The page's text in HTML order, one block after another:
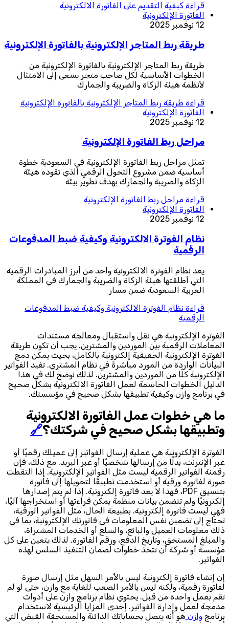
قراءة كيفية التقديم على الفاتورة الالكترونية
الفاتورة الإلكترونية
12 نوفمبر 2025
طريقة ربط المتاجر الإلكترونية بالفاتورة الإلكترونية
طريقة ربط المتاجر الإلكترونية بالفاتورة الإلكترونية من
الخطوات الأساسية لكل صاحب متجر يسعى إلى الامتثال
لأنظمة هيئة الزكاة والضريبة والجمارك
قراءة طريقة ربط المتاجر الإلكترونية بالفاتورة الإلكترونية
الفاتورة الإلكترونية
12 نوفمبر 2025
مراحل ربط الفاتورة الإلكترونية
تمثل مراحل ربط الفاتورة الإلكترونية في السعودية خطوة
أساسية ضمن مشروع التحول الرقمي الذي تقوده هيئة
الزكاة والضريبة والجمارك بهدف تطوير بيئة
قراءة مراحل ربط الفاتورة الإلكترونية
الفاتورة الإلكترونية
12 نوفمبر 2025
نظام الفوترة الالكترونية وكيفية ضبط المدفوعات
الرقمية
يعد نظام الفوترة الالكترونية واحد من أبرز المبادرات الرقمية
التي أطلقتها هيئة الزكاة والضريبة والجمارك في المملكة
العربية السعودية ضمن مسار
قراءة نظام الفوترة الالكترونية وكيفية ضبط المدفوعات
الرقمية
الفوترة الإلكترونية هي نقل واستقبال ومعالجة مستندات
المعاملات الرقمية بين الموردين والمشترين. يجب أن تكون طريقة
الفوترة الإلكترونية الحقيقية إلكترونية بالكامل، بحيث يمكن دمج
البيانات الواردة من المورد مباشرةً في نظام المشتري. تفيد الفواتير
الإلكترونية كلًا من الموردين والمشترين. لذلك نوضح لك في هذا
الدليل الخطوات الحاسمة لعمل الفاتورة الالكترونية بشكل صحيح
في برنامج وازن وكيفية تطبيقها بشكل صحيح في مؤسستك.
ما هي خطوات عمل الفاتورة الالكترونية
وتطبيقها بشكل صحيح في شركتك؟🔗
الفوترة الإلكترونية هي عملية إرسال الفواتير إلى عميلك رقميًا أو
عبر الإنترنت، بدلًا من إرسالها شخصيًا أو عبر البريد. مع ذلك، فإن
رقمنة الفواتير الرقمية ليست مثل الفواتير الإلكترونية. إذا التقطت
صورة لفاتورة ورقية أو استخدمت تطبيقًا لتحويلها إلى فاتورة
بتنسيق PDF، فهذا لا يعد فاتورة إلكترونية. إذا لم يتم إصدارها
إلكترونيًا ولم تتضمن بيانات منظمة يمكن قراءتها أو استخراجها آليًا،
فهي ليست فاتورة إلكترونية. بطبيعة الحال، مثل الفواتير الورقية،
تحتاج إلى تضمين نفس المعلومات في فاتورتك الإلكترونية، بما في
ذلك معلومات العميل والبائع، والسلع أو الخدمات المشتراة،
والمبلغ المستحق، وتاريخ الدفع، ورقم الفاتورة. لذلك يتعين على كل
مؤسسة أو شركة أن تتخذ خطوات لضمان التنفيذ السلس لهذه
الفواتير.
إن إنشاء فاتورة إلكترونية ليس بالأمر السهل مثل إرسال صورة
لفاتورة رقمية، ولكنه ليس بالأمر الصعب للغاية مع وازن، حتى لو لم
تقم بعمل واحدة من قبل. يحتوي نظام برنامج وازن على أدوات
مدمجة لعمل وإدارة الفواتير. إحدى المزايا الرئيسية لاستخدام
برنامج وازن هو أنه يتصل بحساباتك الدائنة والمستحقة القبض التي